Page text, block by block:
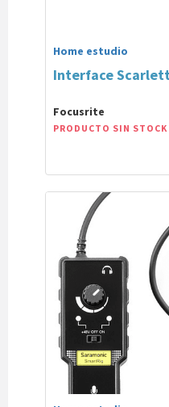
Home estudio
Interface
Focusrite
PRODUCTO SIN STOCK